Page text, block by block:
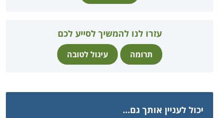
עזרו לנו להמשיך לסייע לכם
תרומה עיגול לטובה
יכול לעניין אותך גם...